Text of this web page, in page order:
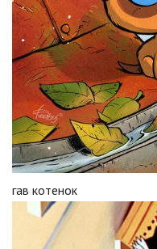
гав котенок